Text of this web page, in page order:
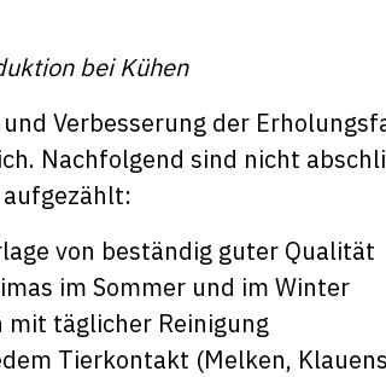
bei Kühen
Verbesserung der
Nachfolgend sind nicht
von beständig guter Qualität
im Sommer und im Winter
mit täglicher Reinigung
Tierkontakt (Melken,